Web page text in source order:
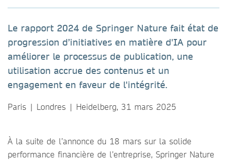
Le rapport 2024 de Springer Nature fait état de
progression d’initiatives en matière d'IA pour
améliorer le processus de publication, une
utilisation accrue des contenus et un
engagement en faveur de l'intégrité.
Paris | Londres | Heidelberg, 31 mars 2025
À la suite de l’annonce du 18 mars sur la solide
performance financière de l’entreprise, Springer Nature